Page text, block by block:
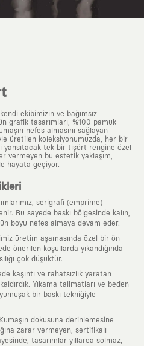
ekibimizin ve bağımsız
grafik tasarımları, %100 pamuk
nefes almasını sağlayan
üretilen koleksiyonumuzda, her bir
yansıtacak tek bir tişört rengine özel
vermeyen bu estetik yaklaşım,
hayata geçiyor.
serigrafi (emprime)
Bu sayede baskı bölgesinde kalın,
boyu nefes almaya devam eder.
üretim aşamasında özel bir ön
önerilen koşullarda yıkandığında
çok düşüktür.
kaşıntı ve rahatsızlık yaratan
Yıkama talimatları ve beden
bir baskı tekniğiyle
Kumaşın dokusuna derinlemesine
zarar vermeyen, sertifikalı
tasarımlar yıllarca solmaz,